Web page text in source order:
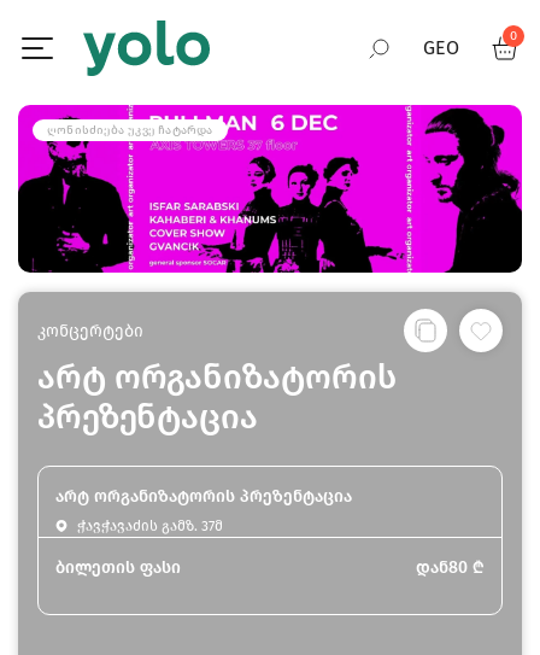
GEO
RUS
ENG
0
ᲦᲝᲜᲘᲡᲫᲘᲔᲑᲐ ᲣᲙᲕᲔ ᲩᲐᲢᲐᲠᲓᲐ
კონცერტები
არტ ორგანიზატორის
პრეზენტაცია
არტ ორგანიზატორის პრეზენტაცია
ჭავჭავაძის გამზ. 37მ
ბილეთის ფასი დან80 ₾